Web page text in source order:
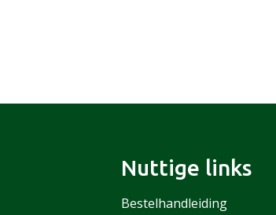
Nuttige links
Bestelhandleiding